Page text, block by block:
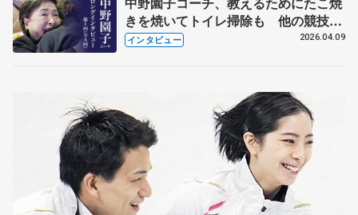
きを焼いてトイレ掃除も 他の競技に
も通用するという坂本花織の筋肉
インタビュー 2026.04.09